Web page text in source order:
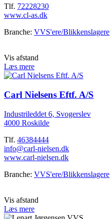
Tlf. 72228230
www.cl-as.dk
Branche: VVS'ere/Blikkenslagere
Vis afstand
Læs mere
Carl Nielsens Eftf. A/S
Industrileddet 6, Svogerslev
4000 Roskilde
Tlf. 46384444
info@carl-nielsen.dk
www.carl-nielsen.dk
Branche: VVS'ere/Blikkenslagere
Vis afstand
Læs mere